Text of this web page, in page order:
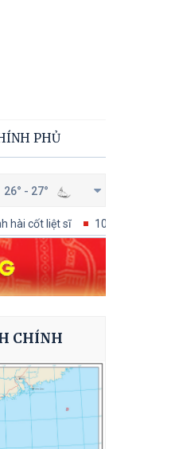
PHỦ
26° - 27°
100 ngày xử lý các điểm nghẽn
CHÍNH